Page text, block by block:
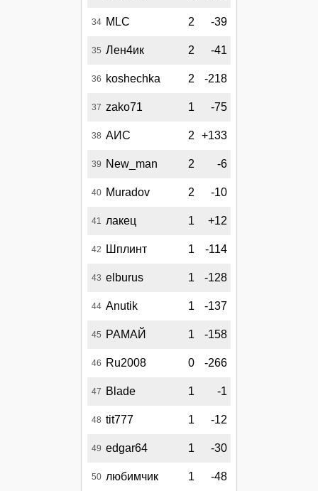
34 MLC 2 -39
35 Лен4ик 2 -41
36 koshechka 2 -218
37 zako71 1 -75
38 АИС 2 +133
39 New_man 2 -6
40 Muradov 2 -10
41 лакец 1 +12
42 Шплинт 1 -114
43 elburus 1 -128
44 Anutik 1 -137
45 РАМАЙ 1 -158
46 Ru2008 0 -266
47 Blade 1 -1
48 tit777 1 -12
49 edgar64 1 -30
50 любимчик 1 -48